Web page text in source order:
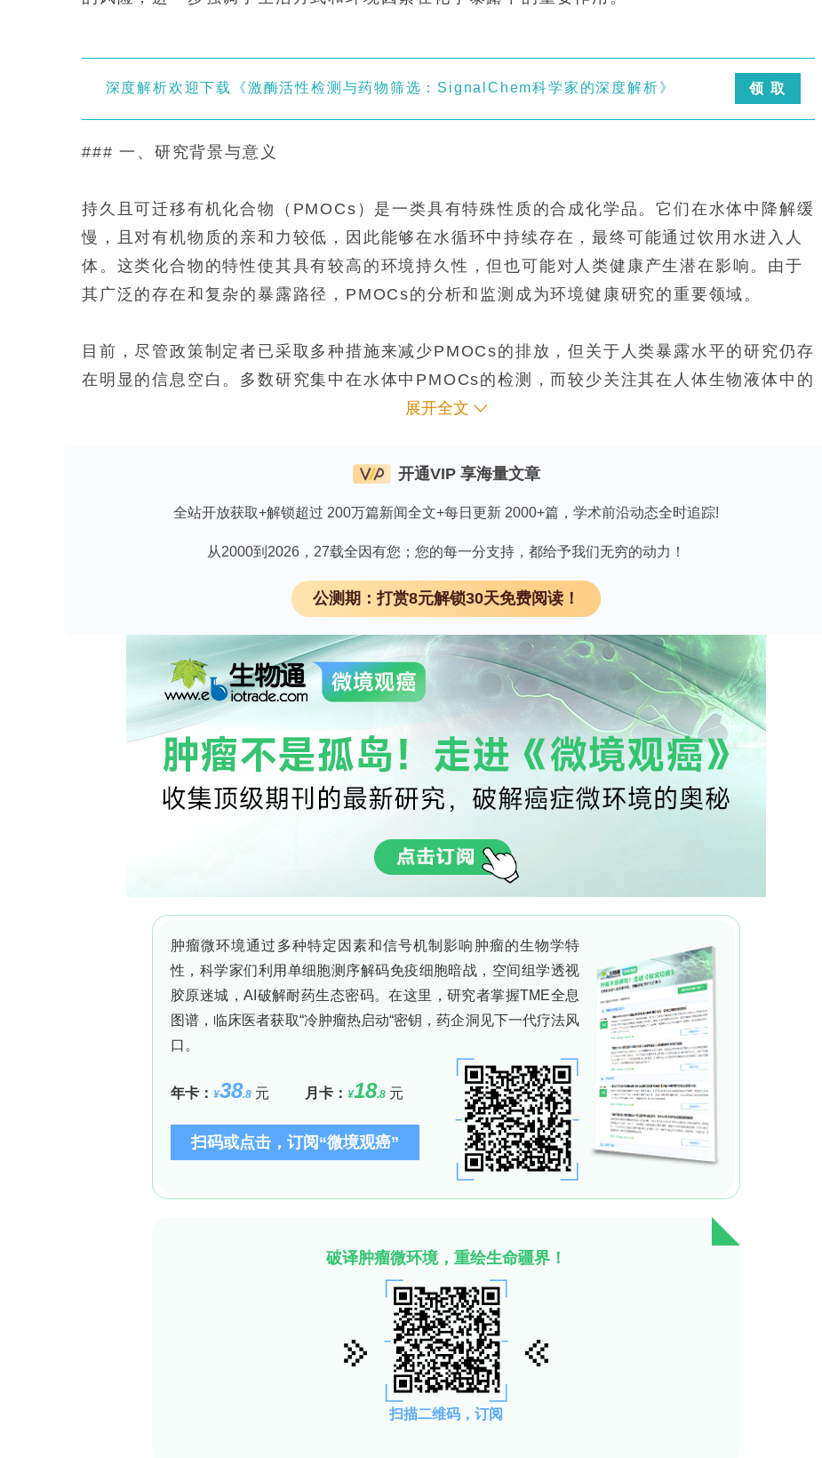
深度解析欢迎下载《激酶活性检测与药物筛选：SignalChem科学家的深度解析》 领 取
### 一、研究背景与意义
持久且可迁移有机化合物（PMOCs）是一类具有特殊性质的合成化学品。它们在水体中降解缓
慢，且对有机物质的亲和力较低，因此能够在水循环中持续存在，最终可能通过饮用水进入人
体。这类化合物的特性使其具有较高的环境持久性，但也可能对人类健康产生潜在影响。由于
其广泛的存在和复杂的暴露路径，PMOCs的分析和监测成为环境健康研究的重要领域。
目前，尽管政策制定者已采取多种措施来减少PMOCs的排放，但关于人类暴露水平的研究仍存
在明显的信息空白。多数研究集中在水体中PMOCs的检测，而较少关注其在人体生物液体中的
分布情况。尿液作为一种非侵入性的生物样本，是研究PMOCs暴露的理想选择。然而，传统的
色且高通量的“稀释-直接进样”方法，以提高检测效率并减少对环境的干扰。
高分辨率质谱（HRMS）技术在暴露组学研究中具有重要作用，它能够提供高精度的分子信
息，从而实现对复杂混合物的全面分析。混合模式液相色谱（MMLC）技术因其对极性化合物
的分离能力，被广泛应用于PMOCs的分析。与传统的反相色谱相比，MMLC能够更有效地减
少峰共洗脱现象，从而提高检测的准确性和可靠性。
### 二、研究方法与技术细节
本研究采用了目标分析和可疑筛查两种方法，以全面评估尿液中PMOCs的暴露情况。目标分析
主要针对33种已知的PMOCs，包括人工甜味剂、农药代谢物和工业化学品。为了确保分析的
准确性，研究团队使用了15种同位素标记的内标物，并在实验过程中严格遵循质量控制和质量
保证（QA/QC）流程。
在尿液处理过程中，研究团队采用了一种标准化的稀释方法，将250 μL的尿液样本与250 μL的
除杂质。所有样本均在相同的实验条件下进行处理，以确保结果的一致性和可比性。
为了评估PMOCs的健康风险，研究团队计算了估计每日摄入量（EDI）和危险商数（HQ）。
EDI的计算考虑了尿液浓度、每日尿液排出量、体重以及尿液排泄因子等因素。HQ则基于文献
中报道的可接受每日摄入量（ADI）或估计的低风险剂量（EDLC）进行计算。当HQ值小于1
时，表示风险较低；而当HQ值大于1时，则可能意味着存在较高的健康风险。
在可疑筛查过程中，研究团队使用了Compound Discoverer 3.3.2软件，对超过11,000种潜
在化合物进行了识别。这些化合物包括PMOCs及其代谢物、其他饮用水污染物以及内源性分
子。通过严格的筛选标准，如分子式、精确质量误差、峰面积与空白面积的比值、重复性分析
的相对标准偏差（RSD）等，确保了可疑筛查的可靠性。
研究结果显示，人工甜味剂如阿斯巴甜和糖精在尿液中被检测到的频率分别为99%和85%，表
明这些化合物在日常饮食中普遍存在。相比之下，环己基磺酰胺虽然在尿液中被检测到的频率
较低（21%），但其几何平均浓度（GM）却高达1782 ng/mL，显示出在某些消费品中的高浓
度存在。这提示我们，尽管某些化合物的检测频率不高，但其在特定产品中的高浓度可能对人
展开全文
开通VIP 享海量文章
全站开放获取+解锁超过 200万篇新闻全文+每日更新 2000+篇，学术前沿动态全时追踪!
从2000到2026，27载全因有您；您的每一分支持，都给予我们无穷的动力！
公测期：打赏8元解锁30天免费阅读！